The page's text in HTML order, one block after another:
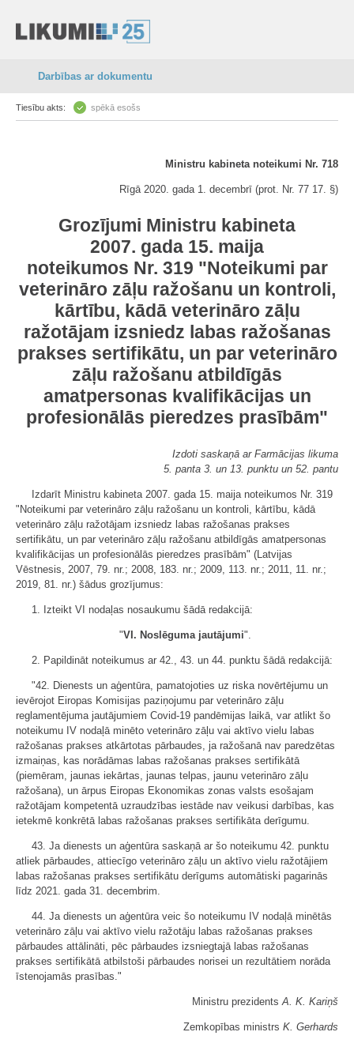
Darbības ar dokumentu
Tiesību akts: spēkā esošs
Ministru kabineta noteikumi Nr. 718
Rīgā 2020. gada 1. decembrī (prot. Nr. 77 17. §)
Grozījumi Ministru kabineta
2007. gada 15. maija
noteikumos Nr. 319 "Noteikumi par
veterināro zāļu ražošanu un kontroli,
kārtību, kādā veterināro zāļu
ražotājam izsniedz labas ražošanas
prakses sertifikātu, un par veterināro
zāļu ražošanu atbildīgās
amatpersonas kvalifikācijas un
profesionālās pieredzes prasībām"
Izdoti saskaņā ar Farmācijas likuma
5. panta 3. un 13. punktu un 52. pantu
Izdarīt Ministru kabineta 2007. gada 15. maija noteikumos Nr. 319
"Noteikumi par veterināro zāļu ražošanu un kontroli, kārtību, kādā
veterināro zāļu ražotājam izsniedz labas ražošanas prakses
sertifikātu, un par veterināro zāļu ražošanu atbildīgās amatpersonas
kvalifikācijas un profesionālās pieredzes prasībām" (Latvijas
Vēstnesis, 2007, 79. nr.; 2008, 183. nr.; 2009, 113. nr.; 2011, 11. nr.;
2019, 81. nr.) šādus grozījumus:
1. Izteikt VI nodaļas nosaukumu šādā redakcijā:
"VI. Noslēguma jautājumi".
2. Papildināt noteikumus ar 42., 43. un 44. punktu šādā redakcijā:
"42. Dienests un aģentūra, pamatojoties uz riska novērtējumu un
ievērojot Eiropas Komisijas paziņojumu par veterināro zāļu
reglamentējuma jautājumiem Covid-19 pandēmijas laikā, var atlikt šo
noteikumu IV nodaļā minēto veterināro zāļu vai aktīvo vielu labas
ražošanas prakses atkārtotas pārbaudes, ja ražošanā nav paredzētas
izmaiņas, kas norādāmas labas ražošanas prakses sertifikātā
(piemēram, jaunas iekārtas, jaunas telpas, jaunu veterināro zāļu
ražošana), un ārpus Eiropas Ekonomikas zonas valsts esošajam
ražotājam kompetentā uzraudzības iestāde nav veikusi darbības, kas
ietekmē konkrētā labas ražošanas prakses sertifikāta derīgumu.
43. Ja dienests un aģentūra saskaņā ar šo noteikumu 42. punktu
atliek pārbaudes, attiecīgo veterināro zāļu un aktīvo vielu ražotājiem
labas ražošanas prakses sertifikātu derīgums automātiski pagarinās
līdz 2021. gada 31. decembrim.
44. Ja dienests un aģentūra veic šo noteikumu IV nodaļā minētās
veterināro zāļu vai aktīvo vielu ražotāju labas ražošanas prakses
pārbaudes attālināti, pēc pārbaudes izsniegtajā labas ražošanas
prakses sertifikātā atbilstoši pārbaudes norisei un rezultātiem norāda
īstenojamās prasības."
Ministru prezidentsA. K. Kariņš
Zemkopības ministrs K. Gerhards